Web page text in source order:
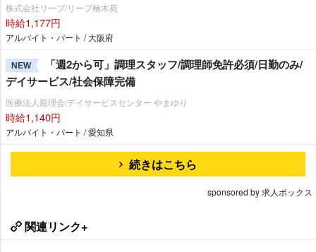
株式会社リープ/リープ楠木苑
時給1,177円
アルバイト・パート / 大阪府
NEW
「週2から可」調理スタッフ/調理師免許必須/日勤のみ/
デイサービス/社会保障完備
医療法人親理会/デイサービスセンター やまゆり
時給1,140円
アルバイト・パート / 愛知県
続きはこちら
sponsored by 求人ボックス
関連リンク+